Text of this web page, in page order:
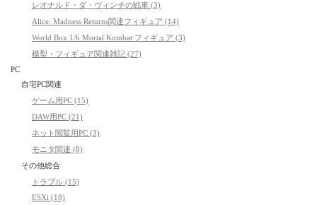
レオナルド・ダ・ヴィンチの戦車 (3)
Alice: Madness Returns関連フィギュア (14)
World Box 1/6 Mortal Kombat フィギュア (3)
模型・フィギュア関連雑記 (27)
PC
自宅PC関連
ゲーム用PC (15)
DAW用PC (21)
ネット閲覧用PC (3)
モニタ関連 (8)
その他総合
トラブル (15)
ESXi (18)